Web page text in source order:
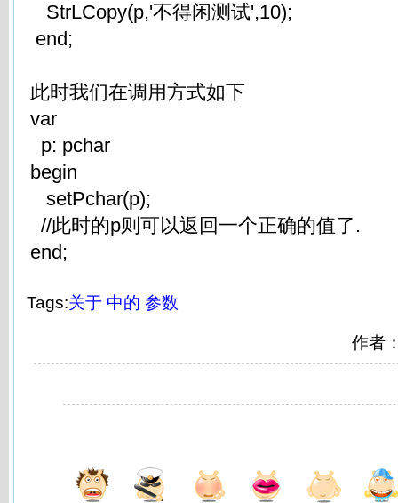
StrLCopy(p,'不得闲测试',10);
end;
此时我们在调用方式如下
var
p: pchar
begin
setPchar(p);
//此时的p则可以返回一个正确的值了.
end;
Tags:关于 中的 参数
作者